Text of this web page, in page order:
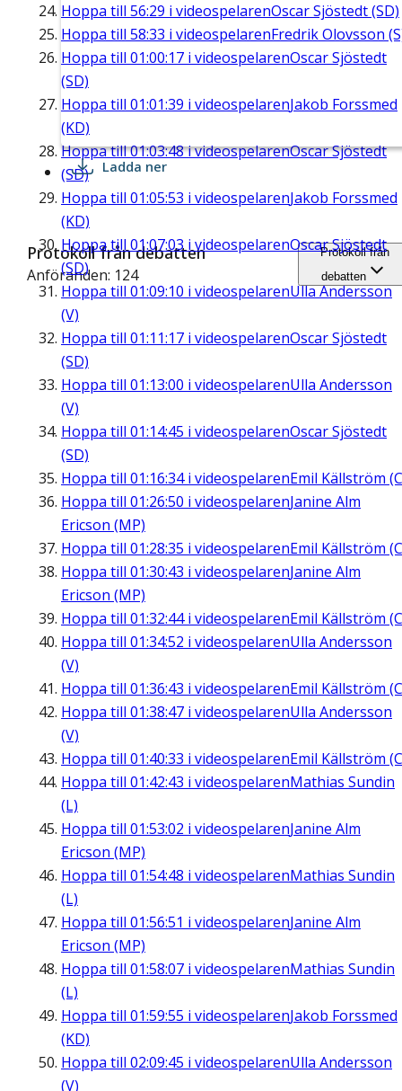
Hoppa till 56:29 i videospelarenOscar Sjöstedt (SD)
Hoppa till 58:33 i videospelarenFredrik Olovsson
Hoppa till 01:00:17 i videospelarenOscar Sjöstedt
(SD)
Hoppa till 01:01:39 i videospelarenJakob Forssmed
(KD)
Hoppa till01:03:48i videospelarenOscar Sjöstedt
(SD)
Hoppa till 01:05:53 i videospelarenJakob Forssmed
(KD)
Hoppa till 01:07:03 i videospelarenOscar Sjöstedt
(SD)
Hoppa till 01:09:10 i videospelarenUlla Andersson
(V)
Hoppa till 01:11:17 i videospelarenOscar Sjöstedt
(SD)
Hoppa till 01:13:00 i videospelarenUlla Andersson
(V)
Hoppa till 01:14:45 i videospelarenOscar Sjöstedt
(SD)
Hoppa till 01:16:34i videospelarenEmil Källström
Hoppa till 01:26:50 i videospelarenJanine Alm
Ericson (MP)
Hoppa till 01:28:35 i videospelarenEmil Källström
Hoppa till 01:30:43 i videospelarenJanine Alm
Ericson (MP)
Hoppa till 01:32:44i videospelarenEmil Källström
Hoppa till 01:34:52 i videospelarenUlla Andersson
(V)
Hoppa till 01:36:43 i videospelarenEmil Källström
Hoppa till 01:38:47 i videospelarenUlla Andersson
(V)
Hoppa till 01:40:33 i videospelarenEmil Källström
Hoppa till 01:42:43 i videospelarenMathias Sundin
(L)
Hoppa till 01:53:02 i videospelarenJanine Alm
Ericson (MP)
Hoppa till 01:54:48 i videospelarenMathias Sundin
(L)
Hoppa till 01:56:51 i videospelarenJanine Alm
Ericson (MP)
Hoppa till 01:58:07 i videospelarenMathias Sundin
(L)
Hoppa till 01:59:55 i videospelarenJakob Forssmed
(KD)
Hoppa till 02:09:45 i videospelarenUlla Andersson
(V)
Ladda ner
Protokoll från debatten
Anföranden: 124
Protokoll från
debatten